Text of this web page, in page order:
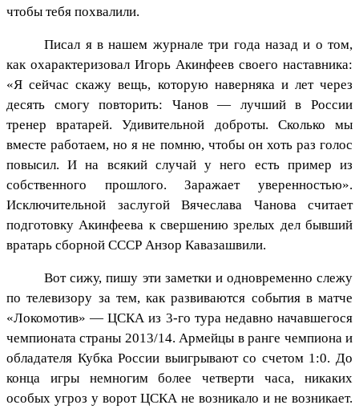
чтобы тебя похвалили.
Писал я в нашем журнале три года назад и о том,
как охарактеризовал Игорь Акинфеев своего наставника:
«Я сейчас скажу вещь, которую наверняка и лет через
десять смогу повторить: Чанов — лучший в России
тренер вратарей. Удивительной доброты. Сколько мы
вместе работаем, но я не помню, чтобы он хоть раз голос
повысил. И на всякий случай у него есть пример из
собственного прошлого. Заражает уверенностью».
Исключительной заслугой Вячеслава Чанова считает
подготовку Акинфеева к свершению зрелых дел бывший
вратарь сборной СССР Анзор Кавазашвили.
Вот сижу, пишу эти заметки и одновременно слежу
по телевизору за тем, как развиваются события в матче
«Локомотив» — ЦСКА из 3-го тура недавно начавшегося
чемпионата страны 2013/14. Армейцы в ранге чемпиона и
обладателя Кубка России выигрывают со счетом 1:0. До
конца игры немногим более четверти часа, никаких
особых угроз у ворот ЦСКА не возникало и не возникает.